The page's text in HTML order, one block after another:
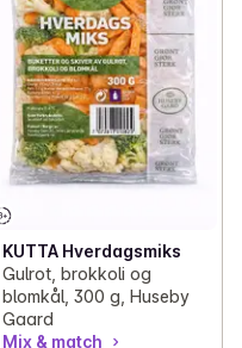
KUTTA Hverdagsmiks
Gulrot, brokkoli og
blomkål, 300 g, Huseby
Gaard
Mix & match